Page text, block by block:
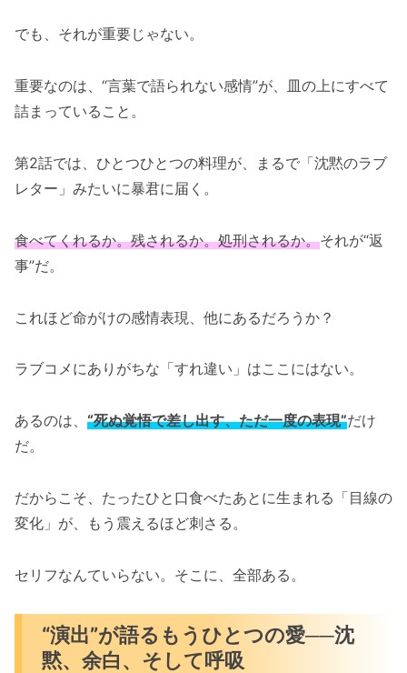
でも、それが重要じゃない。
重要なのは、“言葉で語られない感情”が、皿の上にすべて
詰まっていること。
第2話では、ひとつひとつの料理が、まるで「沈黙のラブ
レター」みたいに暴君に届く。
食べてくれるか。残されるか。処刑されるか。それが“返
事”だ。
これほど命がけの感情表現、他にあるだろうか？
ラブコメにありがちな「すれ違い」はここにはない。
あるのは、 “死ぬ覚悟で差し出す、ただ一度の表現”だけ
だ。
だからこそ、たったひと口食べたあとに生まれる「目線の
変化」が、もう震えるほど刺さる。
セリフなんていらない。そこに、全部ある。
“演出”が語るもうひとつの愛──沈
黙、余白、そして呼吸